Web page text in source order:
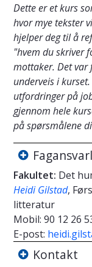
Dette er et kurs
hvor mye tekster
hjelper deg til å
"hvem du skriver
mottaker. Det var
underveis i
utfordringer på
gjennom hele
på spørsmålene
Fakultet: Det
Heidi Gilstad,
litteratur
Mobil: 90 12 26
E-post:
Kontakt